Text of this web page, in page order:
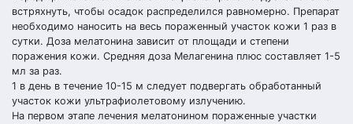
встряхнуть, чтобы осадок распределился равномерно. Препарат
необходимо наносить на весь пораженный участок кожи 1 раз в
сутки. Доза мелатонина зависит от площади и степени
поражения кожи. Средняя доза Мелагенина плюс составляет 1-5
мл за раз.
1 в день в течение 10-15 м следует подвергать обработанный
участок кожи ультрафиолетовому излучению.
На первом этапе лечения мелатонином пораженные участки